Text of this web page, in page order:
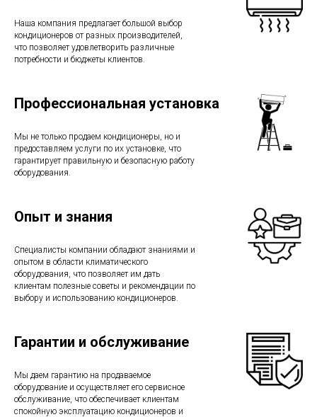
Наша компания предлагает большой выбор
кондиционеров от разных производителей,
что позволяет удовлетворить различные
потребности и бюджеты клиентов.
Профессиональная установка
Мы не только продаем кондиционеры, но и
предоставляем услуги по их установке, что
гарантирует правильную и безопасную работу
оборудования.
Опыт и знания
Специалисты компании обладают знаниями и
опытом в области климатического
оборудования, что позволяет им дать
клиентам полезные советы и рекомендации по
выбору и использованию кондиционеров.
Гарантии и обслуживание
Мы даем гарантию на продаваемое
оборудование и осуществляет его сервисное
обслуживание, что обеспечивает клиентам
спокойную эксплуатацию кондиционеров и